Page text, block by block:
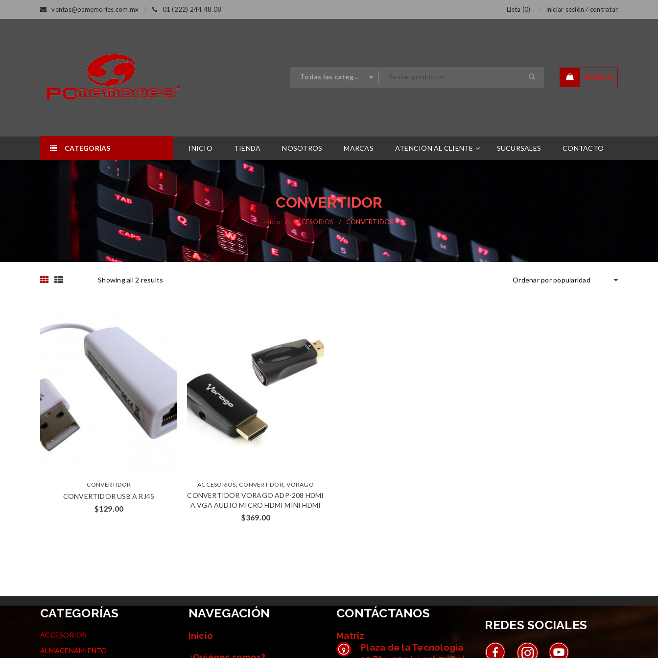
ventas@pcmemories.com.mx 01 (222) 244.48.08 Lista (0) Iniciar sesión / contratar
Todas las categorias $0.00 0
CATEGORÍAS INICIO TIENDA NOSOTROS MARCAS ATENCIÓN AL CLIENTE SUCURSALES CONTACTO
CONVERTIDOR
Inicio / ACCESORIOS / CONVERTIDOR
Showing all 2 results Ordenar por popularidad
CONVERTIDOR
CONVERTIDOR USB A RJ45
$129.00
ACCESORIOS, CONVERTIDOR,VORAGO
CONVERTIDOR VORAGO ADP-208 HDMI
A VGA AUDIO MICRO HDMI MINI HDMI
$369.00
CATEGORÍAS
ACCESORIOS
ALMACENAMIENTO
NAVEGACIÓN
Inicio
CONTÁCTANOS
Matriz
Plaza de la Tecnología
REDES SOCIALES